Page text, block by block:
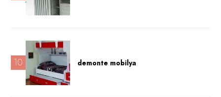
10 demonte mobilya